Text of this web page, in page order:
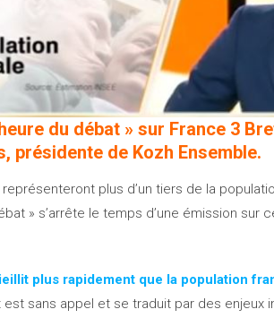
du débat » sur France 3
présidente de Kozh Ensemble.
représenteront plus d’un tiers de la
» s’arrête le temps d’une émission sur
plus rapidement que la population
sans appel et se traduit par des enjeux